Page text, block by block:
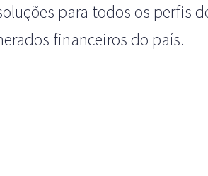
para todos os perfis
financeiros do país.